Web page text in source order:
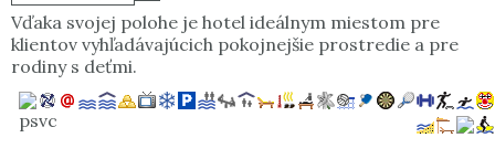
Vďaka svojej polohe je hotel ideálnym miestom pre
klientov vyhľadávajúcich pokojnejšie prostredie a pre
rodiny s deťmi.